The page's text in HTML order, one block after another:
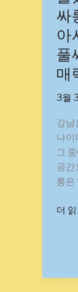
싸
아
풀
매
3월
강남
나이
그
공간
롱은
풀
싸
롱
탐
방:
신
몰
랐
던
핫
플
이
더